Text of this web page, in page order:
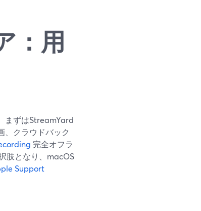
：用
まずはStreamYard
、クラウドバック
完全オフラ
肢となり、macOS
Support